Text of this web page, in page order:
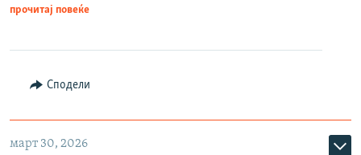
прочитај повеќе
Сподели
март 30, 2026